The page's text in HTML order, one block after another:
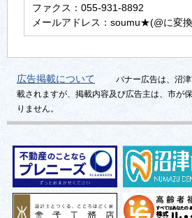
ファクス：055-931-8892
メールアドレス：soumu★(@に変
広告掲載について
バナー広告は、沼
載されますが、掲載内容及び広告主は、市が
りません。